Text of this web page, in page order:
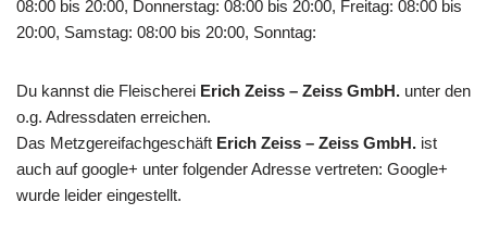
08:00 bis 20:00, Donnerstag: 08:00 bis 20:00, Freitag: 08:00 bis
20:00, Samstag: 08:00 bis 20:00, Sonntag:
Du kannst die Fleischerei Erich Zeiss – Zeiss GmbH. unter den
o.g. Adressdaten erreichen.
Das Metzgereifachgeschäft Erich Zeiss – Zeiss GmbH. ist
auch auf google+ unter folgender Adresse vertreten: Google+
wurde leider eingestellt.